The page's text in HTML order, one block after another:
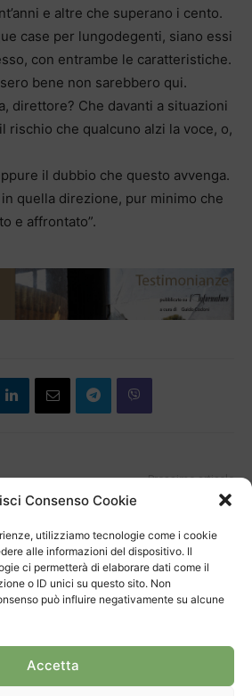
Consenso Cookie
utilizziamo tecnologie come i cookie
alle informazioni del dispositivo. Il
ci permetterà di elaborare dati come il
o ID unici su questo sito. Non
può influire negativamente su alcune
Accetta
e altre che superano i cento.
case per lungodegenti, siano essi
con entrambe le caratteristiche.
bene non sarebbero qui.
direttore? Che davanti a situazioni
rischio che qualcuno alzi la voce, o,
il dubbio che questo avvenga.
quella direzione, pur minimo che
e affrontato”.
Prossimo articolo
Una vittoria fondamentale
DI PIÙ DELLO STESSO AUTORE